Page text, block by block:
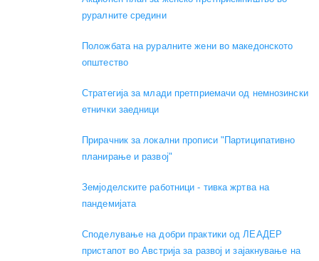
руралните средини
Положбата на руралните жени во македонското
општество
Стратегија за млади претприемачи од немнозински
етнички заедници
Прирачник за локални прописи "Партиципативно
планирање и развој"
Земјоделските работници - тивка жртва на
пандемијата
Споделување на добри практики од ЛЕАДЕР
пристапот во Австрија за развој и зајакнување на